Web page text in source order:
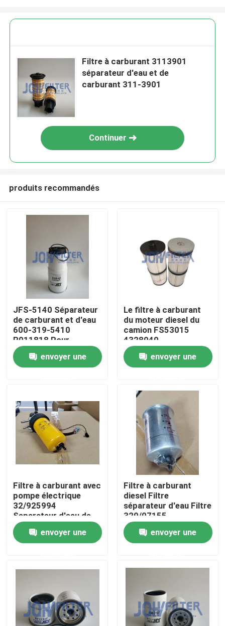
À la maison
Produits
À propos de nous
Visite de l'usine
Contrôle de la qualité
Nous contacter
Demandez un devis
Excavatrice Air Filter
Filtre à carburant 3113901
séparateur d'eau et de
carburant 311-3901
Continuer
produits recommandés
JFS-5140 Séparateur
de carburant et d'eau
600-319-5410
R011818 Pour
excavatrice PC400-7
PC400-8 PC450-7
envoyer une
Le filtre à carburant
du moteur diesel du
camion FS53015
4328040
envoyer une
Filtre à carburant avec
pompe électrique
32/925994
Separateur d'eau de
carburant pour
moteur diesel pour
JCB 32925994
envoyer une
Filtre à carburant
diesel Filtre
séparateur d'eau Filtre
320/07155
32/925869
32/925994
32/925915
envoyer une